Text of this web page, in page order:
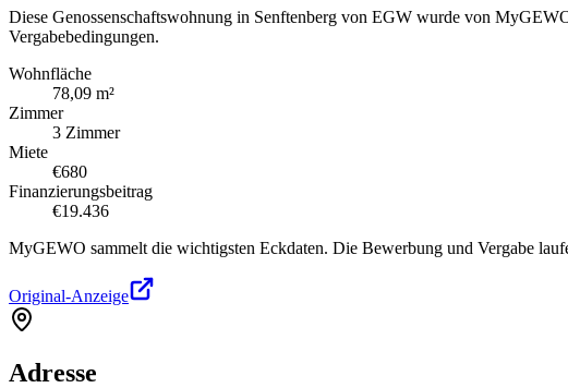
Diese Genossenschaftswohnung in Senftenberg von EGW wurde von
Vergabebedingungen.
Wohnfläche
78,09 m²
Zimmer
3 Zimmer
Miete
€680
Finanzierungsbeitrag
€19.436
MyGEWO sammelt die wichtigsten Eckdaten. Die Bewerbung und Vergabe
Original-Anzeige
Adresse